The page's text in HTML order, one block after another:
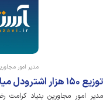
مدیر امور
توزیع ۱۵۰ هزار اشترودل میان زائران اربعین در نجف و کربلا
مدیر امور مجاورین بنیاد